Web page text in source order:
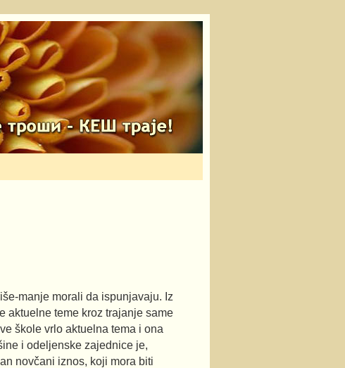
manje morali da ispunjavaju. Iz
aktuelne teme kroz trajanje same
škole vrlo aktuelna tema i ona
i odeljenske zajednice je,
novčani iznos, koji mora biti